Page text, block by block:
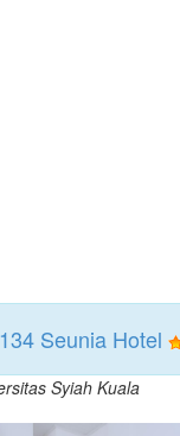
Seunia Hotel
Syiah Kuala